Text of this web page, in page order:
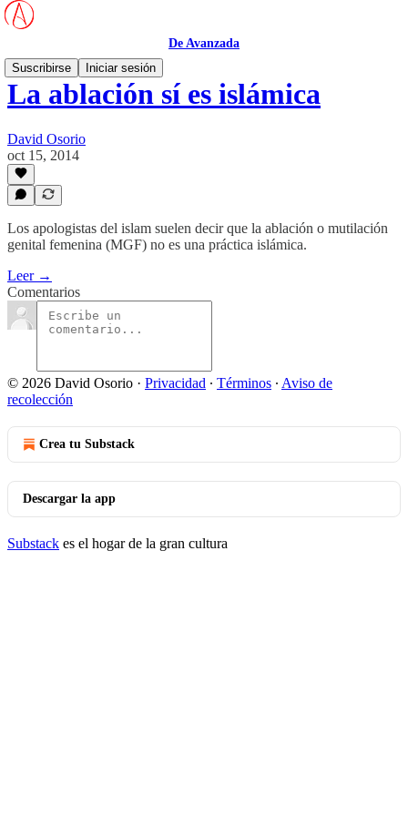
De Avanzada
Suscribirse
Iniciar sesión
La ablación sí es islámica
David Osorio
oct 15, 2014
Los apologistas del islam suelen decir que la ablación o mutilación
genital femenina (MGF) no es una práctica islámica.
Leer →
Comentarios
© 2026 David Osorio · Privacidad ∙ Términos ∙ Aviso de
recolección
Crea tu Substack
Descargar la app
Substack es el hogar de la gran cultura